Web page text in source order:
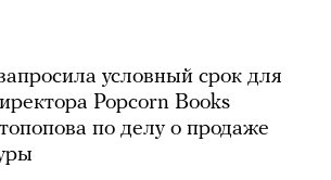
условный срок для
Popcorn Books
по делу о продаже